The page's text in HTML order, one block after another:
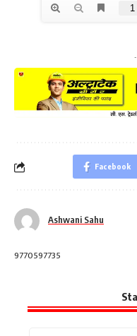
Facebook
Ashwani Sahu
9770597735